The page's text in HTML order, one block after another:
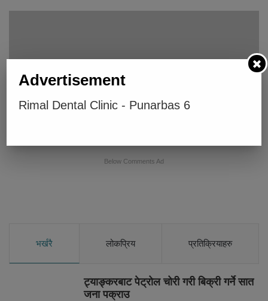
Below Comments Ad
भर्खरै लोकप्रिय प्रतिक्रियाहरु
ट्याङ्करबाट पेट्रोल चोरी गरी बिक्री गर्ने सात
जना पक्राउ
Advertisement
Rimal Dental Clinic - Punarbas 6